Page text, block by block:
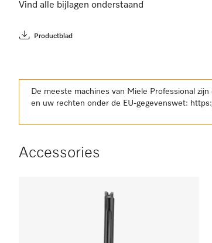
Vind alle bijlagen onderstaand
Productblad
De meeste machines van Miele Professional
en uw rechten onder de EU-gegevenswet:
Accessories